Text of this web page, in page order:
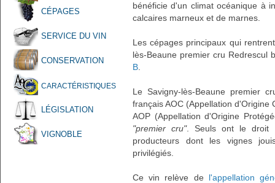
CÉPAGES
SERVICE DU VIN
CONSERVATION
CARACTÉRISTIQUES
LÉGISLATION
VIGNOBLE
bénéficie d'un climat océanique à
calcaires marneux et de marnes.
Les cépages principaux qui
lès-Beaune premier cru Redrescul
B
Le Savigny-lès-Beaune premier
français AOC (Appellation
AOP (Appellation d'Origine
"premier cru". Seuls ont le droit
producteurs dont les vignes
privilégiés.
Ce vin relève de l'appellation